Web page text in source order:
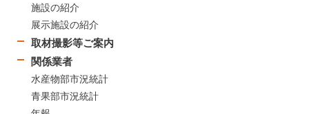
施設の紹介
展示施設の紹介
取材撮影等ご案内
関係業者
水産物部市況統計
青果部市況統計